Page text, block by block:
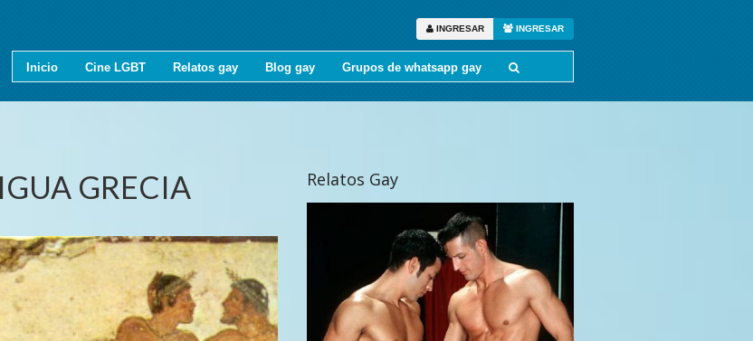
INGRESAR INGRESAR
Inicio Cine LGBT Relatos gay Blog gay Grupos de whatsapp gay
GRECIA Relatos Gay